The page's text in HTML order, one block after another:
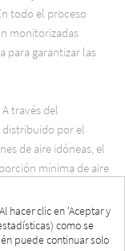
todo el proceso
monitorizadas
para garantizar las
través del
distribuido por el
de aire idóneas, el
mínima de aire
se vuelve a
hacer clic en 'Aceptar y
como se
puede continuar solo